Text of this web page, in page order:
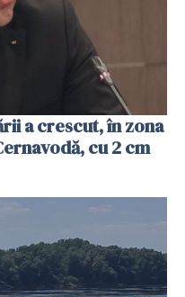
a crescut, în zona
cu 2 cm